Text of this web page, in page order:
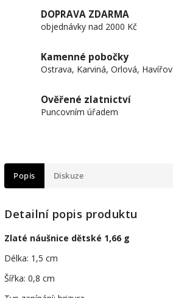
DOPRAVA ZDARMA
objednávky nad 2000 Kč
Kamenné pobočky
Ostrava, Karviná, Orlová, Havířov
Ověřené zlatnictví
Puncovním úřadem
Popis Diskuze
Detailní popis produktu
Zlaté náušnice dětské 1,66 g
Délka: 1,5 cm
Šířka: 0,8 cm